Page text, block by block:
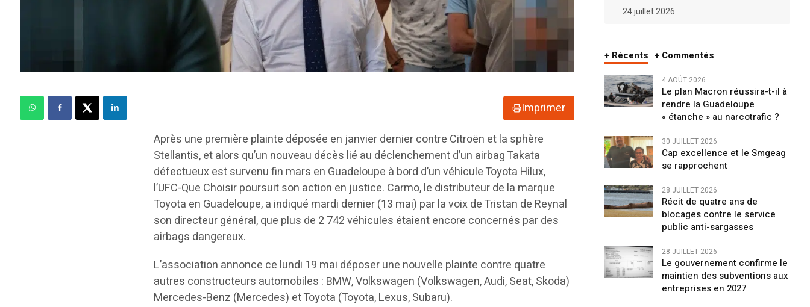
Imprimer
Après une première plainte déposée en janvier dernier contre Citroën et la sphère
Stellantis, et alors qu’un nouveau décès lié au déclenchement d’un airbag Takata
défectueux est survenu fin mars en Guadeloupe à bord d’un véhicule Toyota Hilux,
l’UFC-Que Choisir poursuit son action en justice. Carmo, le distributeur de la marque
Toyota en Guadeloupe, a indiqué mardi dernier (13 mai) par la voix de Tristan de Reynal
son directeur général, que plus de 2 742 véhicules étaient encore concernés par des
airbags dangereux.
L’association annonce ce lundi 19 mai déposer une nouvelle plainte contre quatre
autres constructeurs automobiles : BMW, Volkswagen (Volkswagen, Audi, Seat, Skoda)
Mercedes-Benz (Mercedes) et Toyota (Toyota, Lexus, Subaru).
24 juillet 2026
+ Récents + Commentés
4 AOÛT 2026
Le plan Macron réussira-t-il à
rendre la Guadeloupe
« étanche » au narcotrafic ?
30 JUILLET 2026
Cap excellence et le Smgeag
se rapprochent
28 JUILLET 2026
Récit de quatre ans de
blocages contre le service
public anti-sargasses
28 JUILLET 2026
Le gouvernement confirme le
maintien des subventions aux
entreprises en 2027